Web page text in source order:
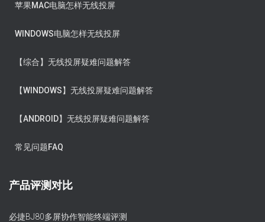
苹果MAC电脑怎样无线投屏
WINDOWS电脑怎样无线投屏
【综合】无线投屏疑难问题解答
【WINDOWS】无线投屏疑难问题解答
【ANDROID】无线投屏疑难问题解答
常见问题FAQ
产品评测对比
必捷BJ80多屏协作智能终端评测